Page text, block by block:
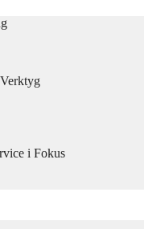
i Fokus